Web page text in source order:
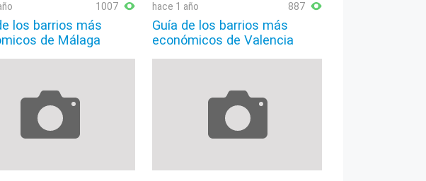
1007
los barrios más
de Málaga
hace 1 año 887
Guía de los barrios más
económicos de Valencia